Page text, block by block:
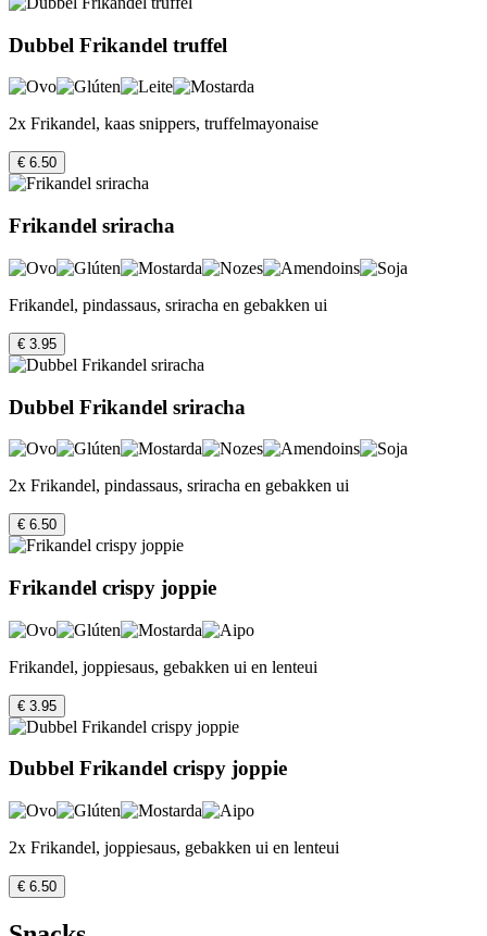
Dubbel Frikandel truffel
2x Frikandel, kaas snippers, truffelmayonaise
€ 6.50
Frikandel sriracha
Frikandel, pindassaus, sriracha en gebakken ui
€ 3.95
Dubbel Frikandel sriracha
2x Frikandel, pindassaus, sriracha en gebakken ui
€ 6.50
Frikandel crispy joppie
Frikandel, joppiesaus, gebakken ui en lenteui
€ 3.95
Dubbel Frikandel crispy joppie
2x Frikandel, joppiesaus, gebakken ui en lenteui
€ 6.50